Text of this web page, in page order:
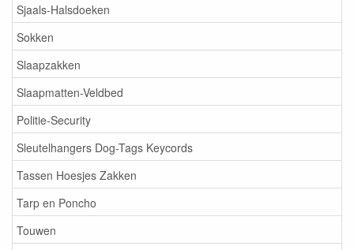
Sjaals-Halsdoeken
Sokken
Slaapzakken
Slaapmatten-Veldbed
Politie-Security
Sleutelhangers Dog-Tags Keycords
Tassen Hoesjes Zakken
Tarp en Poncho
Touwen